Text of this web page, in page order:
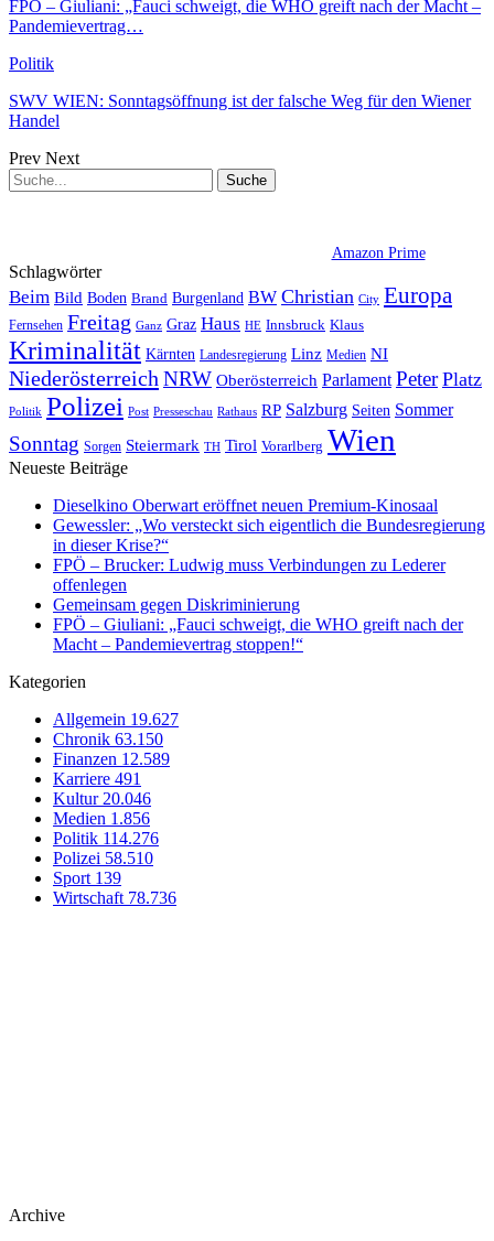
FPÖ – Giuliani: „Fauci schweigt, die WHO greift nach der Macht –
Pandemievertrag…
Politik
SWV WIEN: Sonntagsöffnung ist der falsche Weg für den Wiener
Handel
Prev Next
Amazon Prime
Schlagwörter
Beim Bild Boden Brand Burgenland BW Christian City Europa
Fernsehen Freitag Ganz Graz Haus HE Innsbruck Klaus
Kriminalität Kärnten Landesregierung Linz Medien NI
Niederösterreich NRW Oberösterreich Parlament Peter Platz
Politik Polizei Post Presseschau Rathaus RP Salzburg Seiten Sommer
Sonntag Sorgen Steiermark TH Tirol Vorarlberg Wien
Neueste Beiträge
Dieselkino Oberwart eröffnet neuen Premium-Kinosaal
Gewessler: „Wo versteckt sich eigentlich die Bundesregierung
in dieser Krise?“
FPÖ – Brucker: Ludwig muss Verbindungen zu Lederer
offenlegen
Gemeinsam gegen Diskriminierung
FPÖ – Giuliani: „Fauci schweigt, die WHO greift nach der
Macht – Pandemievertrag stoppen!“
Kategorien
Allgemein 19.627
Chronik 63.150
Finanzen 12.589
Karriere 491
Kultur 20.046
Medien 1.856
Politik 114.276
Polizei 58.510
Sport 139
Wirtschaft 78.736
Archive